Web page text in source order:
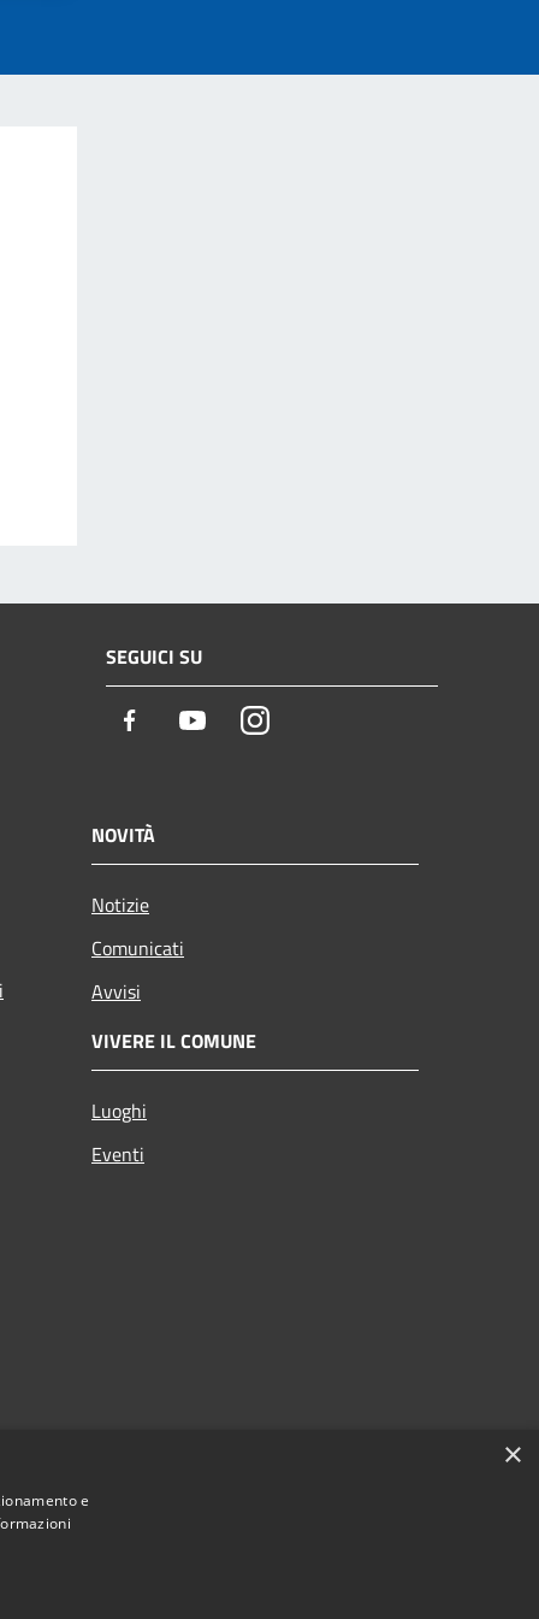
SEGUICI SU
Facebook YoutubeInstagram
NOVITÀ
Notizie
Comunicati
Avvisi
VIVERE IL COMUNE
Luoghi
Eventi
×
e